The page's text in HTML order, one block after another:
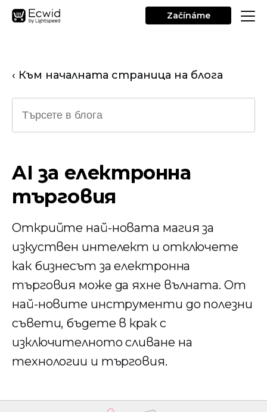
Začínáme
‹ Към началната страница на блога
AI за електронна
търговия
Открийте най-новата магия за
изкуствен интелект и отключете
как бизнесът за електронна
търговия може да яхне вълната. От
най-новите инструменти до полезни
съвети, бъдете в крак с
изключителното сливане на
технологии и търговия.